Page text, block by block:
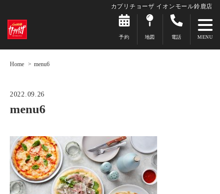
カプリチョーザ イオンモール鈴鹿店
予約 地図 電話
Home menu6
2022.09.26
menu6